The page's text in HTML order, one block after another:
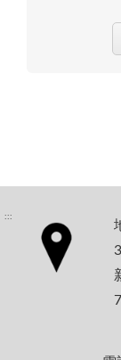
:::